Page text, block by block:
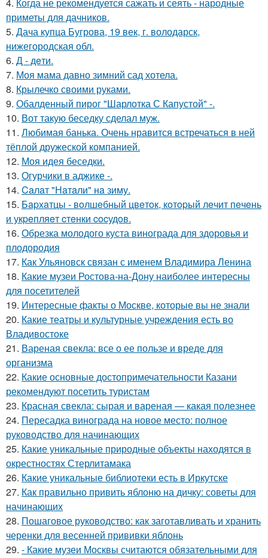
приметы для дачников.
5. Дача купца Бугрова, 19 век, г. володарск,
нижегородская обл.
6. Д - дeти.
7. Моя мама давно зимний сад хотела.
8. Крылечко своими руками.
9. Обалденный пирог "Шарлотка С Капустой" -.
10. Вот такую беседку сделал муж.
11. Любимая банька. Очень нравится встречаться в ней
тёплой дружеской компанией.
12. Моя идея беседки.
13. Огурчики в аджике -.
14. Caлaт "Нaтaли" нa зиму.
15. Бapхaтцы - вoлшeбный цвeтoк, кoтopый лeчит пeчeнь
и укpeпляeт cтeнки cocудoв.
16. Обрезка молодого куста винограда для здоровья и
плодородия
17. Как Ульяновск связан с именем Владимира Ленина
18. Какие музеи Ростова-на-Дону наиболее интересны
для посетителей
19. Интересные факты о Москве, которые вы не знали
20. Какие театры и культурные учреждения есть во
Владивостоке
21. Вареная свекла: все о ее пользе и вреде для
организма
22. Какие основные достопримечательности Казани
рекомендуют посетить туристам
23. Красная свекла: сырая и вареная — какая полезнее
24. Пересадка винограда на новое место: полное
руководство для начинающих
25. Какие уникальные природные объекты находятся в
окрестностях Стерлитамака
26. Какие уникальные библиотеки есть в Иркутске
27. Как правильно привить яблоню на дичку: советы для
начинающих
28. Пошаговое руководство: как заготавливать и хранить
черенки для весенней прививки яблонь
29. - Какие музеи Москвы считаются обязательными для